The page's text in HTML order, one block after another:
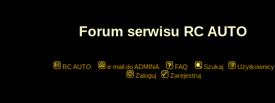
Forum serwisu RC AUTO
RC AUTO e-mail do ADMINA FAQ Szukaj
Użytkownicy
Zaloguj
Zarejestruj